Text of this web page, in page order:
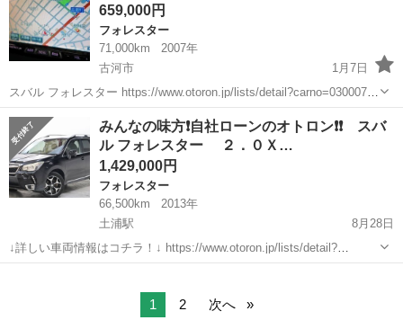
ックカメラ ...
659,000円
フォレスター
71,000km
2007年
古河市
1月7日
スバル フォレスター https://www.otoron.jp/lists/detail?carno=030007 ■
問い合わせ(∩´∀｀)∩♪ 0276-71-3292 ■メールで簡単仮審査(∩´...
茨城 フォレスター オトロン
みんなの味方❗️自社ローンのオトロン❗️❗️ スバ
ル フォレスター ２．０Ｘ…
1,429,000円
フォレスター
66,500km
2013年
土浦駅
8月28日
↓詳しい車両情報はコチラ！↓ https://www.otoron.jp/lists/detail?
carno=045761 ↓仮審査はコチラ！！！↓ https://www.otoron.jp/entry ...
1 2 次へ